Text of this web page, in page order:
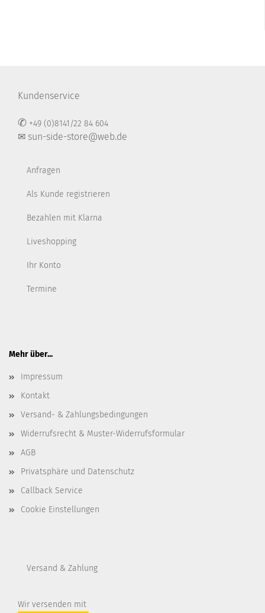
Kundenservice
✆ +49 (0)8141/22 84 604
✉ sun-side-store@web.de
Anfragen
Als Kunde registrieren
Bezahlen mit Klarna
Liveshopping
Ihr Konto
Termine
Mehr über...
Impressum
Kontakt
Versand- & Zahlungsbedingungen
Widerrufsrecht & Muster-Widerrufsformular
AGB
Privatsphäre und Datenschutz
Callback Service
Cookie Einstellungen
Versand & Zahlung
Wir versenden mit